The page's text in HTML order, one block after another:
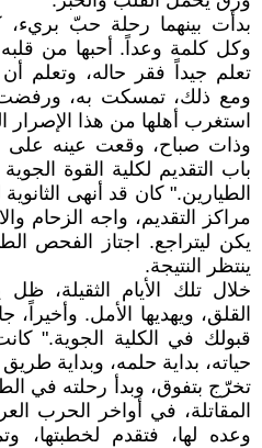
بدأت بينهما رحلة حبّ
وكل كلمة وعداً. أحبها من
تعلم جيداً فقر حاله، وتعلم
ومع ذلك، تمسكت به،
استغرب أهلها من هذا الإصرار
وذات صباح، وقعت عينه على
باب التقديم لكلية القوة
الطيارين." كان قد أنهى
مراكز التقديم، واجه الزحام
يكن ليتراجع. اجتاز الفحص
ينتظر النتيجة.
خلال تلك الأيام الثقيلة،
القلق، ويهديها الأمل. وأخيراً،
قبولك في الكلية الجوية."
حياته، بداية حلمه، وبداية
تخرّج بتفوق، وبدأ رحلته في
المقاتلة، في أواخر الحرب
وعده لها، فتقدم لخطبتها،